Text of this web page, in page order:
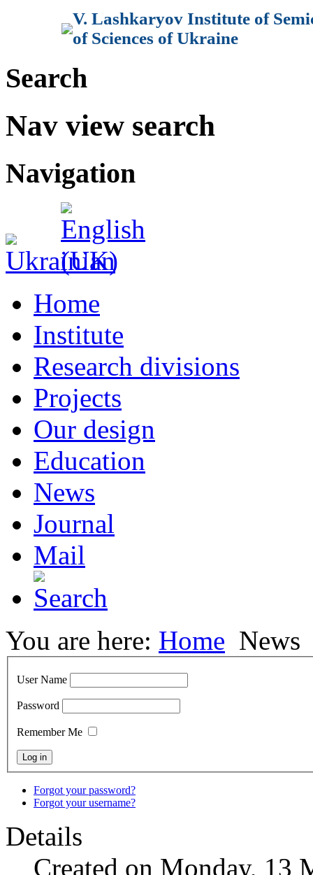
V. Lashkaryov Institute of
of Sciences of Ukraine
Search
Nav view search
Navigation
Home
Institute
Research divisions
Projects
Our design
Education
News
Journal
Mail
You are here: Home News
User Name
Password
Remember Me
Forgot your password?
Forgot your username?
Details
Created on Monday, 13